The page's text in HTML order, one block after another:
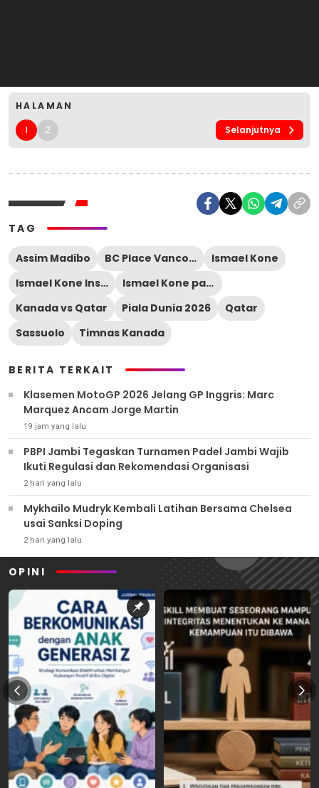
HALAMAN
1 2 Selanjutnya
TAG
Assim Madibo BC Place Vancouver
Ismael Kone
Ismael Kone Instagram
Ismael Kone patah kaki
Kanada vs Qatar
Piala Dunia 2026
Qatar
Sassuolo
Timnas Kanada
BERITA TERKAIT
Klasemen MotoGP 2026 Jelang GP Inggris: Marc
Marquez Ancam Jorge Martin
19 jam yang lalu
PBPI Jambi Tegaskan Turnamen Padel Jambi Wajib
Ikuti Regulasi dan Rekomendasi Organisasi
2 hari yang lalu
Mykhailo Mudryk Kembali Latihan Bersama Chelsea
usai Sanksi Doping
2 hari yang lalu
OPINI